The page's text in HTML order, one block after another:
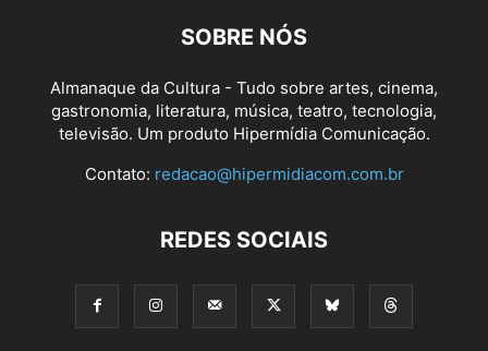
SOBRE NÓS
Almanaque da Cultura - Tudo sobre artes, cinema,
gastronomia, literatura, música, teatro, tecnologia,
televisão. Um produto Hipermídia Comunicação.
Contato: redacao@hipermidiacom.com.br
REDES SOCIAIS